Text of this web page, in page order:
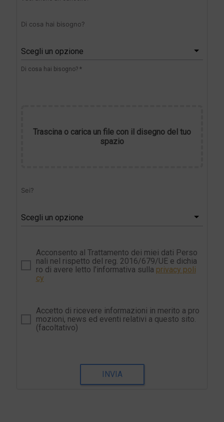
Di cosa hai bisogno?
Scegli un opzione
Di cosa hai bisogno? *
Trascina o carica un file con il disegno del tuo
spazio
Sei?
Scegli un opzione
Acconsento al Trattamento dei miei dati Perso
nali nel rispetto del reg. 2016/679/UE e dichia
ro di avere letto l'informativa sulla privacy poli
cy
Accetto di ricevere informazioni in merito a pro
mozioni, news ed eventi relativi a questo sito.
(facoltativo)
INVIA